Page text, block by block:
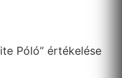
Póló” értékelése